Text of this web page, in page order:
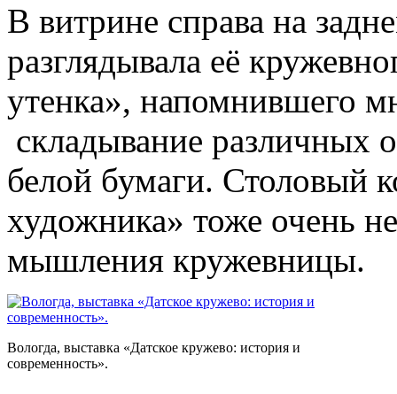
В витрине справа на
разглядывала её
утенка», напомнившего
складывание различных
белой бумаги. Столовый
художника» тоже очень
мышления кружевницы.
Вологда, выставка «Датское кружево: история и
современность».